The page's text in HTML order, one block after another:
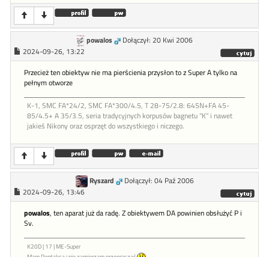
powalos
Dołączył: 20 Kwi 2006
2024-09-26, 13:22
Przecież ten obiektyw nie ma pierścienia przysłon to z Super A tylko na
pełnym otworze
K-1, SMC FA*24/2, SMC FA*300/4.5, T 28-75/2.8: 645N+FA 45-
85/4.5+ A 35/3.5, seria tradycyjnych korpusów bagnetu "K" i nawet
jakieś Nikony oraz osprzęt do wszystkiego i niczego.
Ryszard
Dołączył: 04 Paź 2006
2024-09-26, 13:46
powalos, ten aparat już da radę. Z obiektywem DA powinien obsłużyć P i
Sv.
K20D | 17 | ME-Super